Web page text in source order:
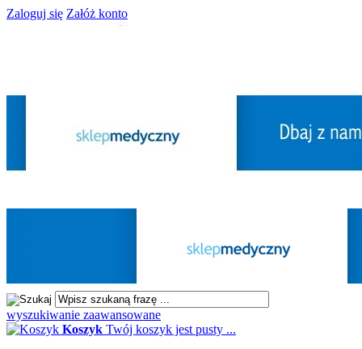
Zaloguj się Załóż konto
wyszukiwanie zaawansowane
Koszyk Twój koszyk jest pusty ...